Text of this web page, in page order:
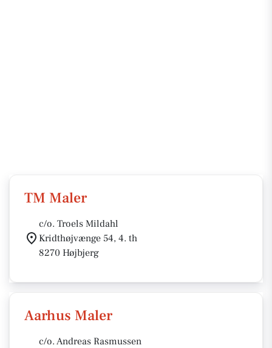
TM Maler
c/o. Troels Mildahl
Kridthøjvænge 54, 4. th
8270 Højbjerg
Aarhus Maler
c/o. Andreas Rasmussen